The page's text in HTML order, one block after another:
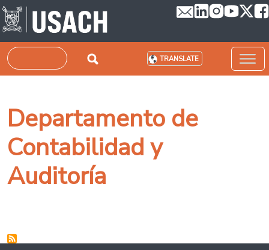
Skip to main content
Search TRANSLATE
Departamento de
Contabilidad y
Auditoría